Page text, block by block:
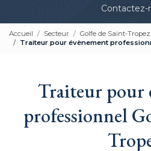
Contactez-
Accueil Secteur
Golfe de Saint-Tropez
Traiteur pour évènement
Traiteur pour
professionnel